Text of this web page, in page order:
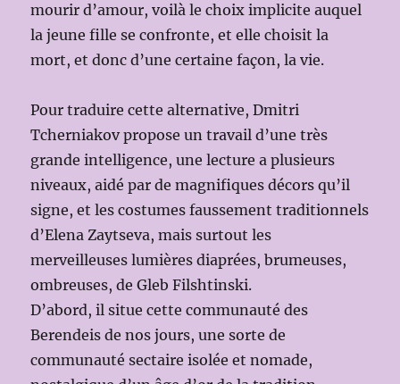
mourir d’amour, voilà le choix implicite auquel
la jeune fille se confronte, et elle choisit la
mort, et donc d’une certaine façon, la vie.
Pour traduire cette alternative, Dmitri
Tcherniakov propose un travail d’une très
grande intelligence, une lecture a plusieurs
niveaux, aidé par de magnifiques décors qu’il
signe, et les costumes faussement traditionnels
d’Elena Zaytseva, mais surtout les
merveilleuses lumières diaprées, brumeuses,
ombreuses, de Gleb Filshtinski.
D’abord, il situe cette communauté des
Berendeis de nos jours, une sorte de
communauté sectaire isolée et nomade,